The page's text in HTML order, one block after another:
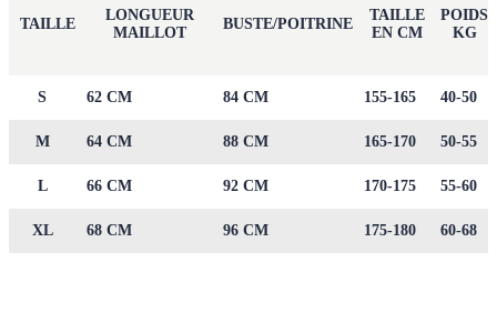
TAILLE
LONGUEUR
MAILLOT
BUSTE/POITRINE
TAILLE
EN CM
POIDS
KG
S 62 CM 84 CM 155-165 40-50
M 64 CM 88 CM 165-170 50-55
L 66 CM 92 CM 170-175 55-60
XL 68 CM 96 CM 175-180 60-68